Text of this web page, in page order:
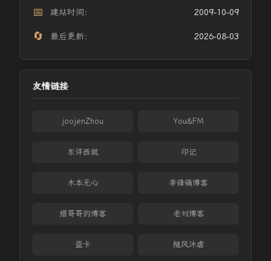
📅 建站时间： 2009-10-09
🔄 最后更新： 2026-08-03
友情链接
joojenZhou You&FM
东评西就 印记
木本无心 李锋镝博客
缙哥哥的博客 老刘博客
蓝卡 随风沐虐